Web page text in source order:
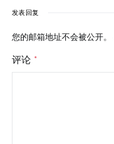
发表回复
您的邮箱地址不会被公开。
评论 *